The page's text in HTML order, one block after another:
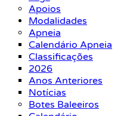
Apoios
Modalidades
Apneia
Calendário Apneia
Classificações
2026
Anos Anteriores
Notícias
Botes Baleeiros